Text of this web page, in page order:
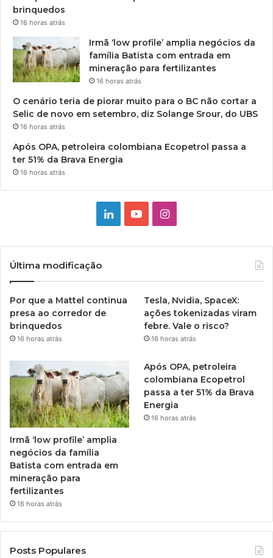
brinquedos
16 horas atrás
Irmã ‘low profile’ amplia negócios da
família Batista com entrada em
mineração para fertilizantes
16 horas atrás
O cenário teria de piorar muito para o BC não cortar a
Selic de novo em setembro, diz Solange Srour, do UBS
16 horas atrás
Após OPA, petroleira colombiana Ecopetrol passa a
ter 51% da Brava Energia
16 horas atrás
LinkedinYouTubeInstagram
Última modificação
Por que a Mattel continua
presa ao corredor de
brinquedos
16 horas atrás
Tesla, Nvidia, SpaceX:
ações tokenizadas viram
febre. Vale o risco?
16 horas atrás
Irmã ‘low profile’ amplia
negócios da família
Batista com entrada em
mineração para
fertilizantes
16 horas atrás
Após OPA, petroleira
colombiana Ecopetrol
passa a ter 51% da Brava
Energia
16 horas atrás
Posts Populares